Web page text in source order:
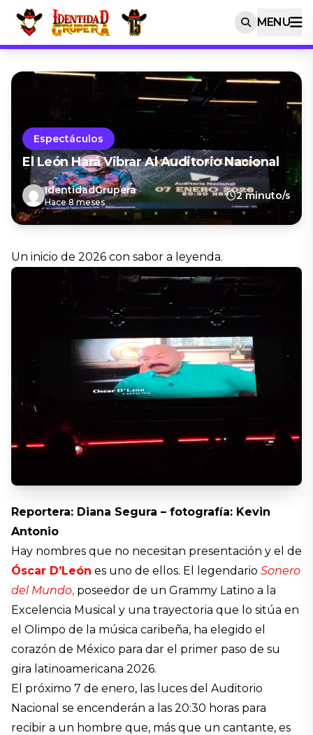
MENU
Espectáculos
El León Hará Vibrar Al Auditorio Nacional
IdentidadGrupera
Hace 8 meses
2 minuto/s
Un inicio de 2026 con sabor a leyenda.
Reportera: Diana Segura – fotografía: Kevin
Antonio
Hay nombres que no necesitan presentación y el de
Óscar D’León es uno de ellos. El legendario Sonero
del Mundo, poseedor de un Grammy Latino a la
Excelencia Musical y una trayectoria que lo sitúa en
el Olimpo de la música caribeña, ha elegido el
corazón de México para dar el primer paso de su
gira latinoamericana 2026.
El próximo 7 de enero, las luces del Auditorio
Nacional se encenderán a las 20:30 horas para
recibir a un hombre que, más que un cantante, es